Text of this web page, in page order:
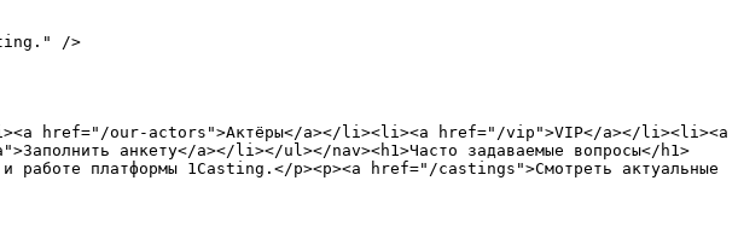
/>
href="/our-actors">Актёры</a></li><li><a href="/vip">VIP</a></li><li><a
анкету</a></li></ul></nav><h1>Часто задаваемые вопросы</h1>
работе платформы 1Casting.</p><p><a href="/castings">Смотреть актуальные